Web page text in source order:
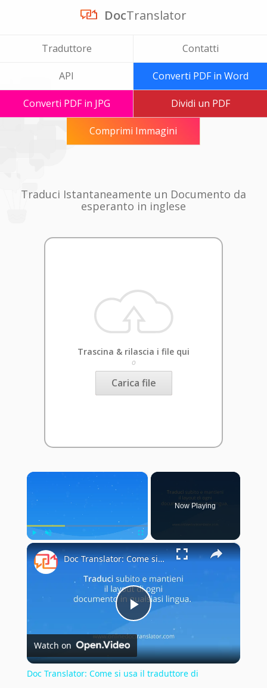
DocTranslator
Traduttore Contatti
API Converti PDF in Word
Converti PDF in JPG Dividi un PDF
Comprimi Immagini
Traduci Istantaneamente un Documento da
esperanto in inglese
Trascina & rilascia i file qui
o
Carica file
×
Play Unmute Fullscreen
Now Playing
×
Play
Video
Doc Translator: Come si usa il traduttore di documenti?
Watch on
Doc Translator: Come si usa il traduttore di